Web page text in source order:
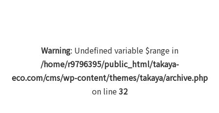
Warning: Undefined variable $range in
/home/r9796395/public_html/takaya-
eco.com/cms/wp-content/themes/takaya/archive.php
on line32